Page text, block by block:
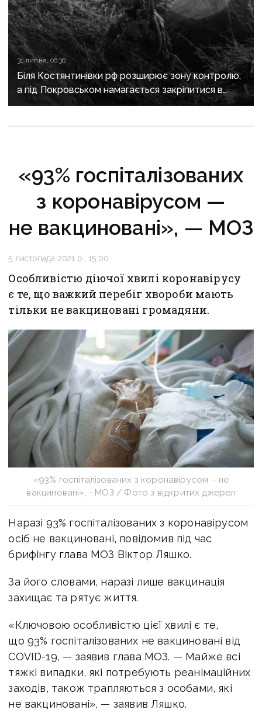
31 липня, 06:36
Біля Костянтинівки рф розширює зону контролю,
а під Покровськом намагається закріпитися в
Білицькому
«93% госпіталізованих
з коронавірусом —
не вакциновані», — МОЗ
5 листопада 2021 р., 15:00
Особливістю діючої хвилі коронавірусу
є те, що важкий перебіг хвороби мають
тільки не вакциновані громадяни.
«93% госпіталізованих з коронавірусом – не
вакциновані», - МОЗ / Фото з відкритих джерел
Наразі 93% госпіталізованих з коронавірусом
осіб не вакциновані, повідомив під час
брифінгу глава МОЗ Віктор Ляшко.
За його словами, наразі лише вакцинація
захищає та рятує життя.
«Ключовою особливістю цієї хвилі є те,
що 93% госпіталізованих не вакциновані від
COVID-19, — заявив глава МОЗ. — Майже всі
тяжкі випадки, які потребують реанімаційних
заходів, також трапляються з особами, які
не вакциновані», — заявив Ляшко.